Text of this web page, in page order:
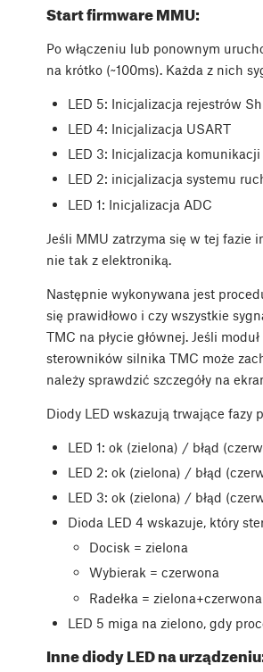
Start firmware MMU:
Po włączeniu lub ponownym
na krótko (~100ms). Każda z nich
LED 5: Inicjalizacja rejestrów
LED 4: Inicjalizacja USART
LED 3: Inicjalizacja komunikacji
LED 2: inicjalizacja systemu
LED 1: Inicjalizacja ADC
Jeśli MMU zatrzyma się w tej fazie
nie tak z elektroniką.
Następnie wykonywana jest
się prawidłowo i czy wszystkie
TMC na płycie głównej. Jeśli
sterowników silnika TMC może
należy sprawdzić szczegóły na
Diody LED wskazują trwające fazy
LED 1: ok (zielona) / błąd
LED 2: ok (zielona) / błąd
LED 3: ok (zielona) / błąd
Dioda LED 4 wskazuje, który
Docisk = zielona
Wybierak = czerwona
Radełka = zielona+czerwona
LED 5 miga na zielono, gdy
Inne diody LED na